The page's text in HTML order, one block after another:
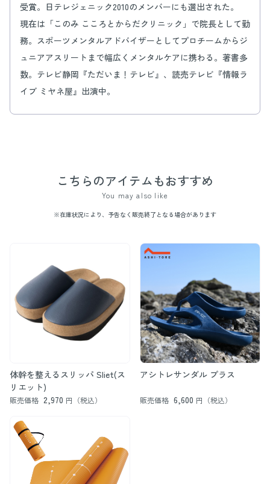
受賞。日テレジェニック2010のメンバーにも選出された。
現在は「このみ こころとからだクリニック」で院長として勤
務。スポーツメンタルアドバイザーとしてプロチームからジ
ュニアアスリートまで幅広くメンタルケアに携わる。著書多
数。テレビ静岡『ただいま！テレビ』、読売テレビ『情報ラ
イブ ミヤネ屋』出演中。
こちらのアイテムもおすすめ
You may also like
※在庫状況により、予告なく販売終了となる場合があります
体幹を整えるスリッパ Sliet(ス
リエット)
販売価格 2,970 円（税込）
アシトレサンダル プラス
販売価格 6,600 円（税込）